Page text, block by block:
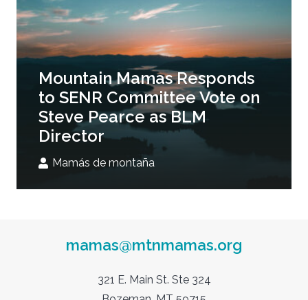
Mountain Mamas Responds
to SENR Committee Vote on
Steve Pearce as BLM
Director
Mamás de montaña
mamas@mtnmamas.org
321 E. Main St. Ste 324